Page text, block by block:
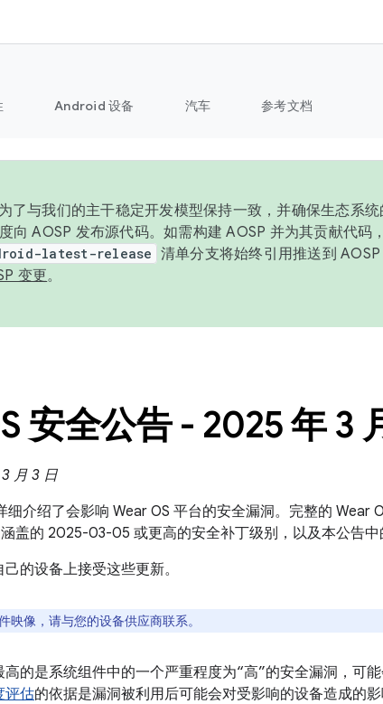
Android 设备 汽车 参考文档
了与我们的主干稳定开发模型保持一致，并确保生态系
向 AOSP 发布源代码。如需构建 AOSP 并为其贡献代码
latest-release 清单分支将始终引用推送到
变更。
安全公告 - 2025 年 3
月 3 日
细介绍了会影响 Wear OS 平台的安全漏洞。完整的 Wear
盖的 2025-03-05 或更高的安全补丁级别，以及本公告中
的设备上接受这些更新。
映像，请与您的设备供应商联系。
的是系统组件中的一个严重程度为“高”的安全漏洞，可
评估的依据是漏洞被利用后可能会对受影响的设备造成的